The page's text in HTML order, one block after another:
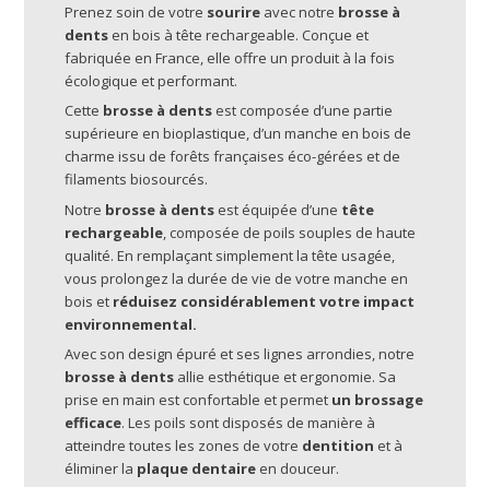
Prenez soin de votre sourireavec notre brosse à
dentsen bois à tête rechargeable. Conçue et
fabriquée en France, elle offre un produit à la fois
écologique et performant.
Cette brosse à dentsest composée d’une partie
supérieure en bioplastique, d’un manche en bois de
charme issu de forêts françaises éco-gérées et de
filaments biosourcés.
Notre brosse à dentsest équipée d’une tête
rechargeable, composée de poils souples de haute
qualité. En remplaçant simplement la tête usagée,
vous prolongez la durée de vie de votre manche en
bois et réduisez considérablement votre impact
environnemental.
Avec son design épuré et ses lignes arrondies, notre
brosse à dentsallie esthétique et ergonomie. Sa
prise en main est confortable et permet un brossage
efficace. Les poils sont disposés de manière à
atteindre toutes les zones de votre dentition et à
éliminer la plaque dentaireen douceur.